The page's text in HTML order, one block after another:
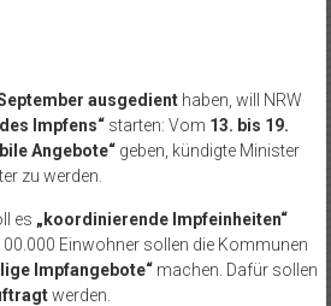
ausgedienthaben, will NRW
Impfens“starten: Vom 13. bis 19.
Angebote“geben, kündigte Minister
zu werden.
es „koordinierende Impfeinheiten“
Einwohner sollen die Kommunen
Impfangebote“machen. Dafür sollen
werden.